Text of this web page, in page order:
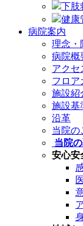
下肢
健康
病院案内
理念・
病院概
アクセ
フロア
施設紹
施設基
沿革
当院の
当院
安心安